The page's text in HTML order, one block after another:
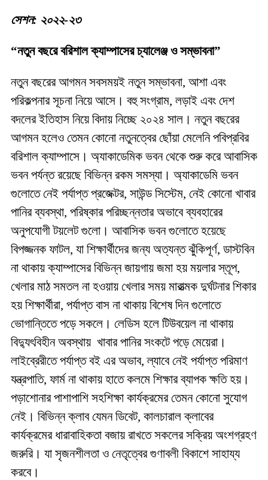
সেশন: ২০২২-২৩
“নতুন বছরে বরিশাল ক্যাম্পাসের চ্যালেঞ্জ ও সম্ভাবনা”
নতুন বছরের আগমন সবসময়ই নতুন সম্ভাবনা, আশা এবং
পরিকল্পনার সূচনা নিয়ে আসে। বহু সংগ্রাম, লড়াই এবং দেশ
বদলের ইতিহাস নিয়ে বিদায় নিচ্ছে ২০২৪ সাল। নতুন বছরের
আগমন হলেও তেমন কোনো নতুনত্বের ছোঁয়া মেলেনি পবিপ্রবির
বরিশাল ক্যাম্পাসে। অ্যাকাডেমিক ভবন থেকে শুরু করে আবাসিক
ভবন পর্যন্ত রয়েছে বিভিন্ন রকম সমস্যা। অ্যাকাডেমি ভবন
গুলোতে নেই পর্যাপ্ত প্রজেক্টর, সাউন্ড সিস্টেম, নেই কোনো খাবার
পানির ব্যবস্থা, পরিষ্কার পরিচ্ছন্নতার অভাবে ব্যবহারের
অনুপযোগী টয়লেট গুলো। আবাসিক ভবন গুলোতে হয়েছে
বিপজ্জনক ফাটল, যা শিক্ষার্থীদের জন্য অত্যন্ত ঝুঁকিপূর্ণ, ডাস্টবিন
না থাকায় ক্যাম্পাসের বিভিন্ন জায়গায় জমা হয় ময়লার স্তূপ,
খেলার মাঠ সমতল না হওয়ায় খেলার সময় মারাত্মক দুর্ঘটনার শিকার
হয় শিক্ষার্থীরা, পর্যাপ্ত বাস না থাকায় বিশেষ দিন গুলোতে
ভোগান্তিতে পড়ে সকলে। লেডিস হলে টিউবয়েল না থাকায়
বিদ্যুৎবিহীন অবস্থায় খাবার পানির সংকটে পড়ে মেয়েরা।
লাইব্রেরীতে পর্যাপ্ত বই এর অভাব, ল্যাবে নেই পর্যাপ্ত পরিমাণ
যন্ত্রপাতি, ফার্ম না থাকায় হাতে কলমে শিক্ষার ব্যাপক ক্ষতি হয়।
পড়াশোনার পাশাপাশি সহশিক্ষা কার্যক্রমের তেমন কোনো সুযোগ
নেই। বিভিন্ন ক্লাব যেমন ডিবেট, কালচারাল ক্লাবের
কার্যক্রমের ধারাবাহিকতা বজায় রাখতে সকলের সক্রিয় অংশগ্রহণ
জরুরি। যা সৃজনশীলতা ও নেতৃত্বের গুণাবলী বিকাশে সাহায্য
করবে।